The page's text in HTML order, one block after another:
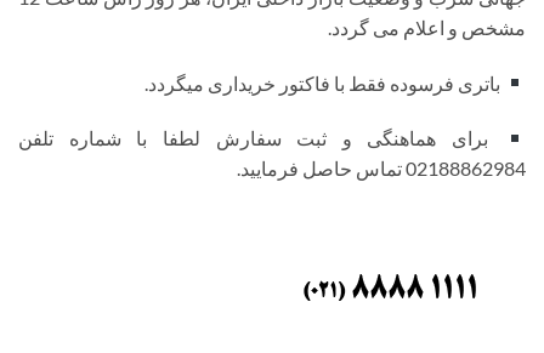
مشخص و اعلام می گردد.
باتری فرسوده فقط با فاکتور خریداری میگردد.
برای هماهنگی و ثبت سفارش لطفا با شماره تلفن
02188862984 تماس حاصل فرمایید.